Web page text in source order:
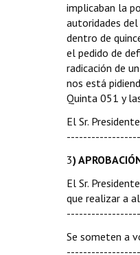
implicaban la
autoridades
dentro de
el pedido de
radicación de
nos está
Quinta 051 y
El Sr.
3)
El Sr.
que realizar a
Se someten a